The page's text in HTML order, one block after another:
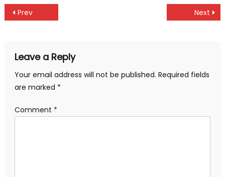
Post
Prev Next
Leave a Reply
Your email address will not be published. Required fields
are marked *
Comment *